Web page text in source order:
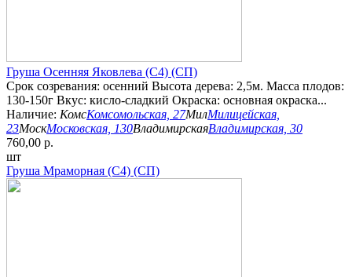
Груша Осенняя Яковлева (С4) (СП)
Срок созревания: осенний Высота дерева: 2,5м. Масса плодов:
130-150г Вкус: кисло-сладкий Окраска: основная окраска...
Наличие: КомсКомсомольская, 27МилМилицейская,
23МоскМосковская, 130ВладимирскаяВладимирская, 30
760,00 р.
шт
Груша Мраморная (С4) (СП)